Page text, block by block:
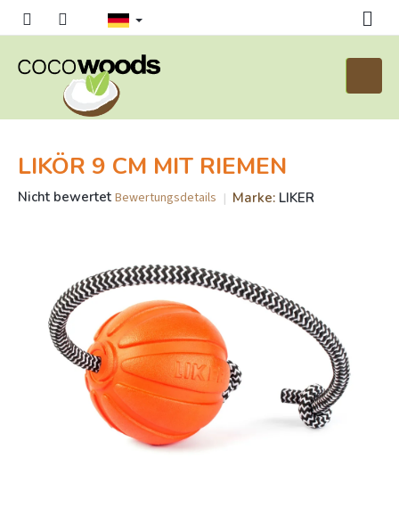
Inhalt
LIKÖR 9 CM MIT RIEMEN
Die
Sternen.
Nicht bewertet Bewertungsdetails Marke: LIKER